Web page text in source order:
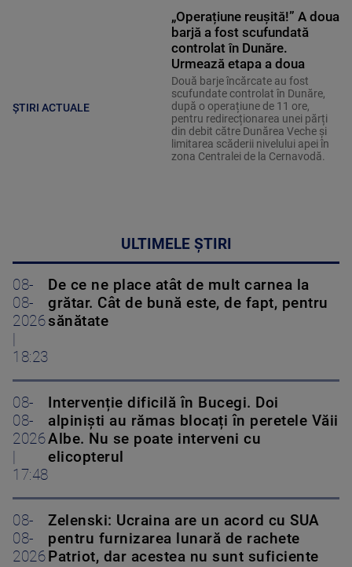
ȘTIRI ACTUALE
„Operațiune reușită!” A doua
barjă a fost scufundată
controlat în Dunăre.
Urmează etapa a doua
Două barje încărcate au fost
scufundate controlat în Dunăre,
după o operațiune de 11 ore,
pentru redirecționarea unei părți
din debit către Dunărea Veche și
limitarea scăderii nivelului apei în
zona Centralei de la Cernavodă.
ULTIMELE ȘTIRI
08-
08-
2026
18:23
De ce ne place atât de mult carnea la
grătar. Cât de bună este, de fapt, pentru
sănătate
08-
08-
2026
17:48
Intervenție dificilă în Bucegi. Doi
alpiniști au rămas blocați în peretele Văii
Albe. Nu se poate interveni cu
elicopterul
08-
08-
2026
Zelenski: Ucraina are un acord cu SUA
pentru furnizarea lunară de rachete
Patriot, dar acestea nu sunt suficiente